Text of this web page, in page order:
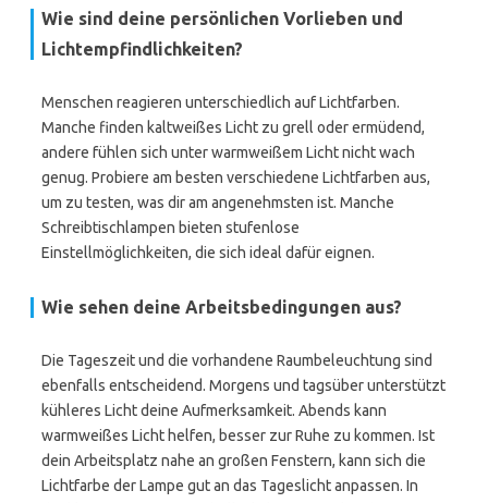
Wie sind deine persönlichen Vorlieben und
Lichtempfindlichkeiten?
Menschen reagieren unterschiedlich auf Lichtfarben.
Manche finden kaltweißes Licht zu grell oder ermüdend,
andere fühlen sich unter warmweißem Licht nicht wach
genug. Probiere am besten verschiedene Lichtfarben aus,
um zu testen, was dir am angenehmsten ist. Manche
Schreibtischlampen bieten stufenlose
Einstellmöglichkeiten, die sich ideal dafür eignen.
Wie sehen deine Arbeitsbedingungen aus?
Die Tageszeit und die vorhandene Raumbeleuchtung sind
ebenfalls entscheidend. Morgens und tagsüber unterstützt
kühleres Licht deine Aufmerksamkeit. Abends kann
warmweißes Licht helfen, besser zur Ruhe zu kommen. Ist
dein Arbeitsplatz nahe an großen Fenstern, kann sich die
Lichtfarbe der Lampe gut an das Tageslicht anpassen. In